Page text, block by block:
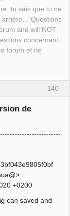
tu sais que tu ne
and will NOT
concernant
forum et ne
140
de
+0200
can saved and